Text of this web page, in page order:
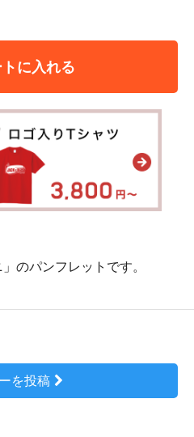
トに入れる
のパンフレットです。
を投稿